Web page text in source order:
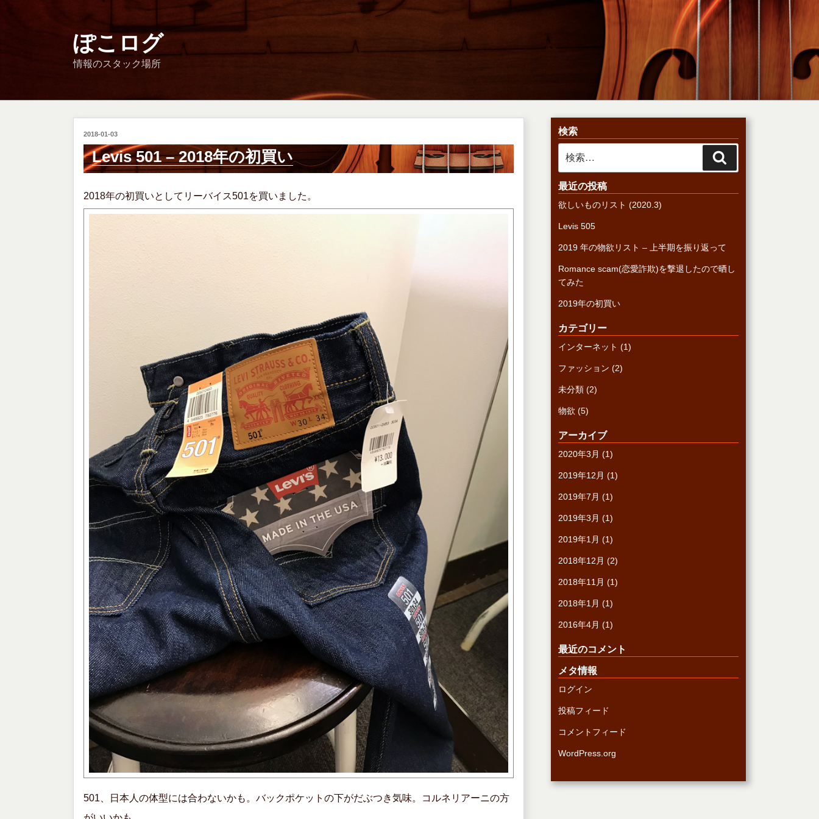
ぽこログ
情報のスタック場所
投
稿
日:
2018-01-03
Levis 501 – 2018年の初買い
2018年の初買いとしてリーバイス501を買いました。
501、日本人の体型には合わないかも。バックポケットの下がだぶつき気味。コルネリアーニの方
検索
索:
索
最近の投稿
欲しいものリスト (2020.3)
Levis 505
2019 年の物欲リスト – 上半期を振り返って
Romance scam(恋愛詐欺)を撃退したので晒し
てみた
2019年の初買い
カテゴリー
インターネット (1)
ファッション (2)
未分類(2)
物欲 (5)
アーカイブ
2020年3月 (1)
2019年12月 (1)
2019年7月 (1)
2019年3月 (1)
2019年1月 (1)
2018年12月 (2)
2018年11月 (1)
2018年1月 (1)
2016年4月 (1)
最近のコメント
メタ情報
ログイン
投稿フィード
コメントフィード
WordPress.org